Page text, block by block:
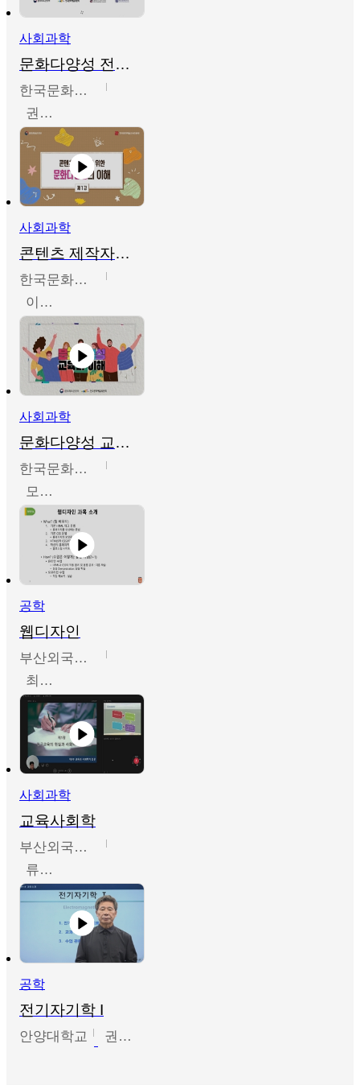
사회과학
문화다양성 전문인력 양성 기본과정 - 문화다양성의 이해
한국문화예술교육진흥원
권숙인 외 8명
사회과학
콘텐츠 제작자를 위한 문화다양성의 이해
한국문화예술교육진흥원
이성민
사회과학
문화다양성 교육의 이해
한국문화예술교육진흥원
모경환,성상환,정문성
공학
웹디자인
부산외국어대학교
최진오
사회과학
교육사회학
부산외국어대학교
류영철
공학
전기자기학 I
안양대학교 권원현